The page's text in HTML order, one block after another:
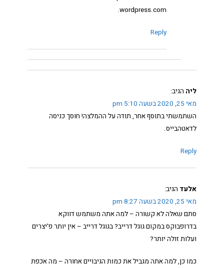
wordpress.com.
Reply
ליה הגיב:
מאי 25, 2020 בשעה 5:10 pm
השתמשתי בתוסף אחר, תודה על ההמלצה! חוסך כניסה
לדאטהבייס.
Reply
אלעד הגיב:
מאי 25, 2020 בשעה 8:27 pm
סתם שאלה לא קשורה – למה אתה משתמש דווקא
בדרופבוקס במקום גוגל דרייב? בגוגל דרייב – אין יותר פ'יצרים
ועלות זולה יותר?
כמו כן, למה אתה מגביל את כמות הגיבויים אחורה – מה אכפת